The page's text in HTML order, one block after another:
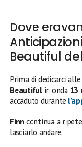
Dove
Beautiful
Prima di dedicarci alle
Beautiful in onda 13
accaduto durante
Finncontinua a
lasciarlo andare.